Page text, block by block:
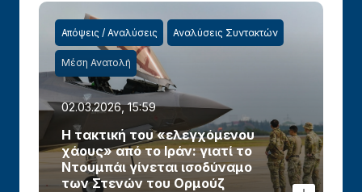
Απόψεις / Αναλύσεις Αναλύσεις Συντακτών
Μέση Ανατολή
02.03.2026, 15:59
Η τακτική του «ελεγχόμενου
χάους» από το Ιράν: γιατί το
Ντουμπάι γίνεται ισοδύναμο
των Στενών του Ορμούζ